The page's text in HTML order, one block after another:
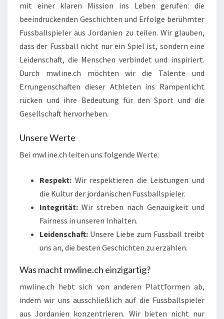
mit einer klaren Mission ins Leben gerufen: die
beeindruckenden Geschichten und Erfolge berühmter
Fussballspieler aus Jordanien zu teilen. Wir glauben,
dass der Fussball nicht nur ein Spiel ist, sondern eine
Leidenschaft, die Menschen verbindet und inspiriert.
Durch mwline.ch möchten wir die Talente und
Errungenschaften dieser Athleten ins Rampenlicht
rücken und ihre Bedeutung für den Sport und die
Gesellschaft hervorheben.
Unsere Werte
Bei mwline.ch leiten uns folgende Werte:
Respekt: Wir respektieren die Leistungen und
die Kultur der jordanischen Fussballspieler.
Integrität: Wir streben nach Genauigkeit und
Fairness in unseren Inhalten.
Leidenschaft: Unsere Liebe zum Fussball treibt
uns an, die besten Geschichten zu erzählen.
Was macht mwline.ch einzigartig?
mwline.ch hebt sich von anderen Plattformen ab,
indem wir uns ausschließlich auf die Fussballspieler
aus Jordanien konzentrieren. Wir bieten nicht nur